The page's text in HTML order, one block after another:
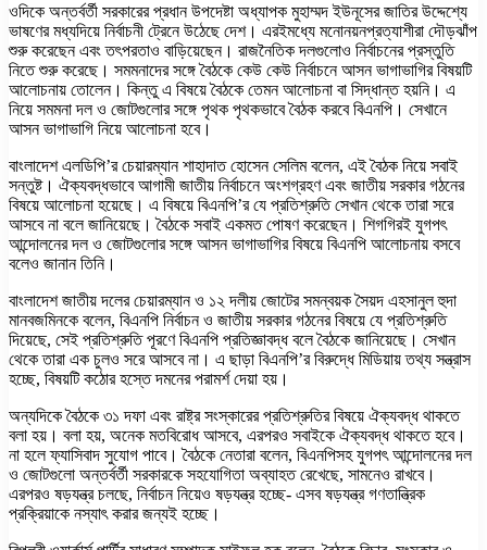
ওদিকে অন্তর্বর্তী সরকারের প্রধান উপদেষ্টা অধ্যাপক মুহাম্মদ ইউনূসের জাতির উদ্দেশ্যে
ভাষণের মধ্যদিয়ে নির্বাচনী ট্রেনে উঠেছে দেশ। এরইমধ্যে মনোনয়নপ্রত্যাশীরা দৌড়ঝাঁপ
শুরু করেছেন এবং তৎপরতাও বাড়িয়েছেন। রাজনৈতিক দলগুলোও নির্বাচনের প্রস্তুতি
নিতে শুরু করেছে। সমমনাদের সঙ্গে বৈঠকে কেউ কেউ নির্বাচনে আসন ভাগাভাগির বিষয়টি
আলোচনায় তোলেন। কিন্তু এ বিষয়ে বৈঠকে তেমন আলোচনা বা সিদ্ধান্ত হয়নি। এ
নিয়ে সমমনা দল ও জোটগুলোর সঙ্গে পৃথক পৃথকভাবে বৈঠক করবে বিএনপি। সেখানে
আসন ভাগাভাগি নিয়ে আলোচনা হবে।
বাংলাদেশ এলডিপি’র চেয়ারম্যান শাহাদাত হোসেন সেলিম বলেন, এই বৈঠক নিয়ে সবাই
সন্তুষ্ট। ঐক্যবদ্ধভাবে আগামী জাতীয় নির্বাচনে অংশগ্রহণ এবং জাতীয় সরকার গঠনের
বিষয়ে আলোচনা হয়েছে। এ বিষয়ে বিএনপি’র যে প্রতিশ্রুতি সেখান থেকে তারা সরে
আসবে না বলে জানিয়েছে। বৈঠকে সবাই একমত পোষণ করেছেন। শিগগিরই যুগপৎ
আন্দোলনের দল ও জোটগুলোর সঙ্গে আসন ভাগাভাগির বিষয়ে বিএনপি আলোচনায় বসবে
বলেও জানান তিনি।
বাংলাদেশ জাতীয় দলের চেয়ারম্যান ও ১২ দলীয় জোটের সমন্বয়ক সৈয়দ এহসানুল হুদা
মানবজমিনকে বলেন, বিএনপি নির্বাচন ও জাতীয় সরকার গঠনের বিষয়ে যে প্রতিশ্রুতি
দিয়েছে, সেই প্রতিশ্রুতি পূরণে বিএনপি প্রতিজ্ঞাবদ্ধ বলে বৈঠকে জানিয়েছে। সেখান
থেকে তারা এক চুলও সরে আসবে না। এ ছাড়া বিএনপি’র বিরুদ্ধে মিডিয়ায় তথ্য সন্ত্রাস
হচ্ছে, বিষয়টি কঠোর হস্তে দমনের পরামর্শ দেয়া হয়।
অন্যদিকে বৈঠকে ৩১ দফা এবং রাষ্ট্র সংস্কারের প্রতিশ্রুতির বিষয়ে ঐক্যবদ্ধ থাকতে
বলা হয়। বলা হয়, অনেক মতবিরোধ আসবে, এরপরও সবাইকে ঐক্যবদ্ধ থাকতে হবে।
না হলে ফ্যাসিবাদ সুযোগ পাবে। বৈঠকে নেতারা বলেন, বিএনপিসহ যুগপৎ আন্দোলনের দল
ও জোটগুলো অন্তর্বর্তী সরকারকে সহযোগিতা অব্যাহত রেখেছে, সামনেও রাখবে।
এরপরও ষড়যন্ত্র চলছে, নির্বাচন নিয়েও ষড়যন্ত্র হচ্ছে- এসব ষড়যন্ত্র গণতান্ত্রিক
প্রক্রিয়াকে নস্যাৎ করার জন্যই হচ্ছে।